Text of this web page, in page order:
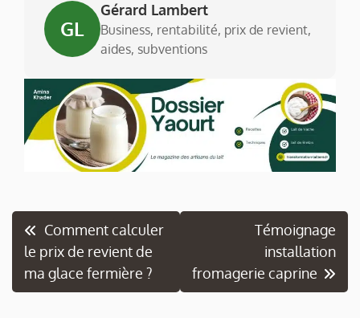
GL
Gérard Lambert
Business, rentabilité, prix de revient,
aides, subventions
Navigation
de
l’article
Comment calculer
le prix de revient de
ma glace fermière ?
Témoignage
installation
fromagerie caprine